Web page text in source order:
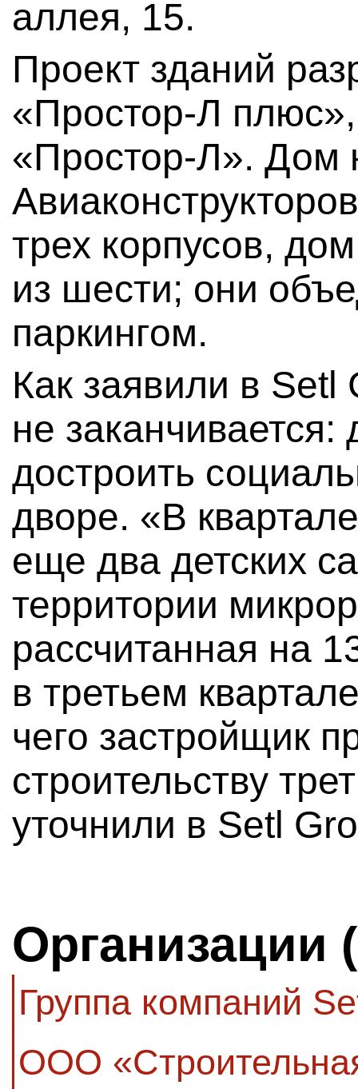
аллея, 15.
Проект зданий
«Простор-Л
«Простор-Л». Дом
трех корпусов,
из шести; они
паркингом.
Как заявили в Setl
не
достроить
дворе. «В
еще два детских
территории
рассчитанная на
в третьем
чего застройщик
строительству
уточнили в Setl
Организации
Группа компаний
ООО